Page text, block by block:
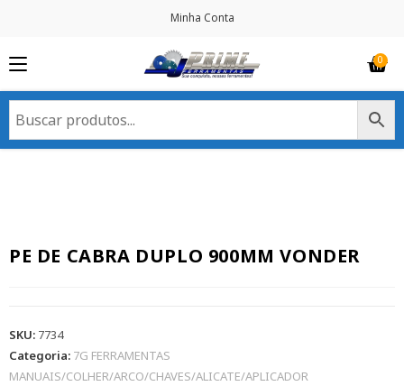
Minha Conta
PE DE CABRA DUPLO 900MM VONDER
SKU: 7734
Categoria: 7G FERRAMENTAS
MANUAIS/COLHER/ARCO/CHAVES/ALICATE/APLICADOR